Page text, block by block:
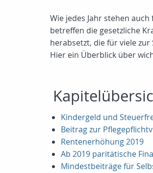
Wie jedes Jahr stehen
betreffen die gesetzliche
herabsetzt, die für viele
Hier ein Überblick über
Kindergeld und
Beitrag zur
Rentenerhöhung 2019
Ab 2019 paritätische
Mindestbeiträge für